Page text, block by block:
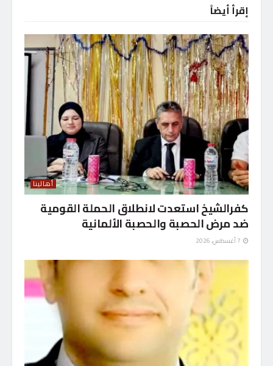
إقرأ أيضاً
أهالينا
كفرالشيخ استعدت لانطلاق الحملة القومية
ضد مرض الحصبة والحصبة الألمانية